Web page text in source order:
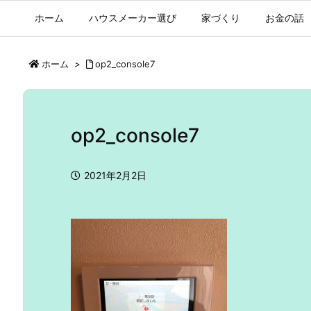
ホーム ハウスメーカー選び 家づくり お金の話
ホーム > op2_console7
op2_console7
2021年2月2日